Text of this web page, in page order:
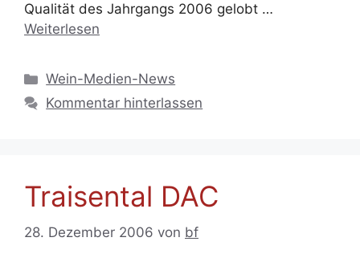
Qualität des Jahrgangs 2006 gelobt …
Weiterlesen
Kategorien
Wein-Medien-News
Kommentar hinterlassen
Traisental DAC
28. Dezember 2006 von bf